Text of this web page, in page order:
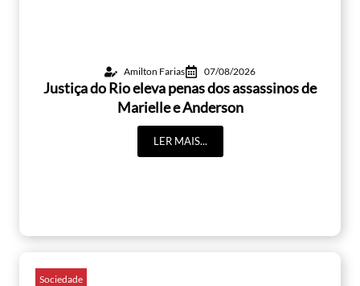
Amilton Farias 07/08/2026
Justiça do Rio eleva penas dos assassinos de
Marielle e Anderson
LER MAIS...
Sociedade